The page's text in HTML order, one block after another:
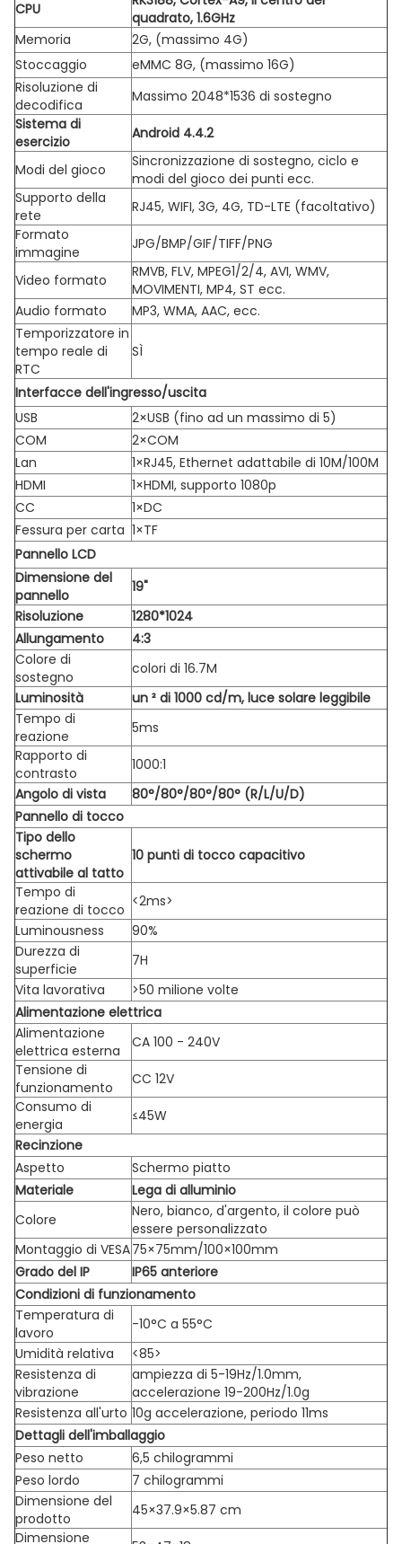
CPU
quadrato, 1.6GHz
Memoria
2G, (massimo 4G)
Stoccaggio
eMMC 8G, (massimo 16G)
Risoluzione di
decodifica
Massimo 2048*1536 di sostegno
Sistema di
esercizio
Android 4.4.2
Modi del gioco
Sincronizzazione di sostegno, ciclo e
modi del gioco dei punti ecc.
Supporto della
rete
RJ45, WIFI, 3G, 4G, TD-LTE (facoltativo)
Formato
immagine
JPG/BMP/GIF/TIFF/PNG
Video formato
RMVB, FLV, MPEG1/2/4, AVI, WMV,
MOVIMENTI, MP4, ST ecc.
Audio formato
MP3, WMA, AAC, ecc.
Temporizzatore in
tempo reale di
RTC
SÌ
Interfacce dell'ingresso/uscita
USB
2×USB (fino ad un massimo di 5)
COM
2×COM
Lan
1×RJ45, Ethernet adattabile di 10M/100M
HDMI
1×HDMI, supporto 1080p
CC
1×DC
Fessura per carta 1×TF
Pannello LCD
Dimensione del
pannello
19"
Risoluzione
1280*1024
Allungamento
4:3
Colore di
sostegno
colori di 16.7M
Luminosità
un ² di 1000 cd/m, luce solare leggibile
Tempo di
reazione
5ms
Rapporto di
contrasto
1000:1
Angolo di vista
80°/80°/80°/80° (R/L/U/D)
Pannello di tocco
Tipo dello
schermo
attivabile al tatto
10 punti di tocco capacitivo
Tempo di
reazione di tocco <2ms>
Luminousness
90%
Durezza di
superficie
7H
Vita lavorativa
>50 milione volte
Alimentazione elettrica
Alimentazione
elettrica esterna
CA 100 - 240V
Tensione di
funzionamento
CC 12V
Consumo di
energia
≤45W
Recinzione
Aspetto
Schermo piatto
Materiale
Lega di alluminio
Colore
Nero, bianco, d'argento, il colore può
essere personalizzato
Montaggio di VESA75×75mm/100×100mm
Grado del IP
IP65 anteriore
Condizioni di funzionamento
Temperatura di
lavoro
-10°C a 55°C
Umidità relativa
<85>
Resistenza di
vibrazione
ampiezza di 5-19Hz/1.0mm,
accelerazione 19-200Hz/1.0g
Resistenza all'urto 10g accelerazione, periodo 11ms
Dettagli dell'imballaggio
Peso netto
6,5 chilogrammi
Peso lordo
7 chilogrammi
Dimensione del
prodotto
45×37.9×5.87 cm
Dimensione